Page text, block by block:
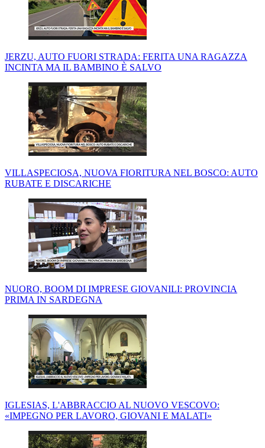
JERZU, AUTO FUORI STRADA: FERITA UNA RAGAZZA
INCINTA MA IL BAMBINO È SALVO
VILLASPECIOSA, NUOVA FIORITURA NEL BOSCO: AUTO
RUBATE E DISCARICHE
NUORO, BOOM DI IMPRESE GIOVANILI: PROVINCIA
PRIMA IN SARDEGNA
IGLESIAS, L'ABBRACCIO AL NUOVO VESCOVO:
«IMPEGNO PER LAVORO, GIOVANI E MALATI»